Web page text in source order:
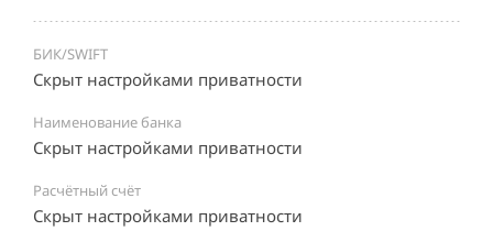
БИК/SWIFT
Скрыт настройками приватности
Наименование банка
Скрыт настройками приватности
Расчётный счёт
Скрыт настройками приватности